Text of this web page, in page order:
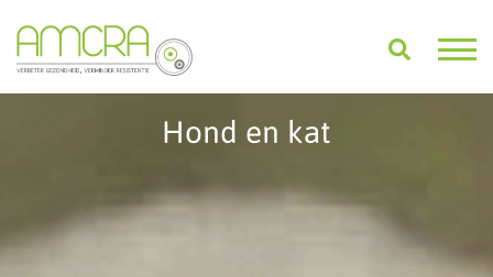
Hond en kat